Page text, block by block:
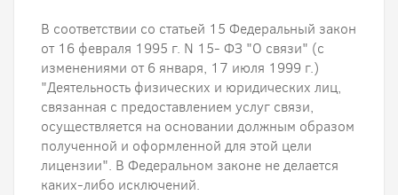
В соответствии со статьей 15 Федеральный закон
от 16 февраля 1995 г. N 15- ФЗ "О связи" (с
изменениями от 6 января, 17 июля 1999 г.)
"Деятельность физических и юридических лиц,
связанная с предоставлением услуг связи,
осуществляется на основании должным образом
полученной и оформленной для этой цели
лицензии". В Федеральном законе не делается
каких-либо исключений.